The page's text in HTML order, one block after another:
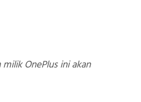
OnePlus ini akan